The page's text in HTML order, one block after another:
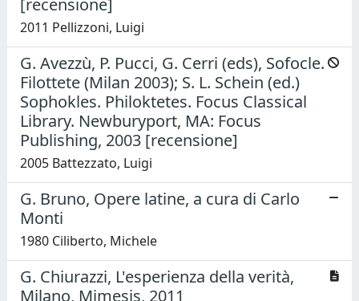
2011 Pellizzoni, Luigi
G. Avezzù, P. Pucci, G. Cerri (eds), Sofocle.
Filottete (Milan 2003); S. L. Schein (ed.)
Sophokles. Philoktetes. Focus Classical
Library. Newburyport, MA: Focus
Publishing, 2003 [recensione]
2005 Battezzato, Luigi
G. Bruno, Opere latine, a cura di Carlo
Monti
1980 Ciliberto, Michele
G. Chiurazzi, L'esperienza della verità,
Milano, Mimesis, 2011